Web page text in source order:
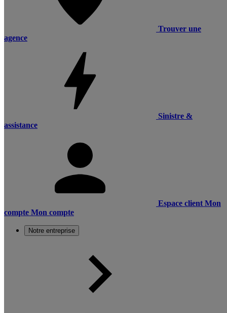
Trouver une
agence
Sinistre &
assistance
Espace client Mon
compte Mon compte
Notre entreprise